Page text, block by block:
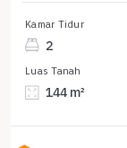
Kamar Tidur
2
Luas Tanah
144 m²